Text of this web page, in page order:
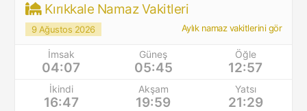
Kırıkkale Namaz Vakitleri
9 Ağustos 2026 Aylık namaz vakitlerini gör
İmsak
04:07
Güneş
05:45
Öğle
12:57
İkindi
16:47
Akşam
19:59
Yatsı
21:29